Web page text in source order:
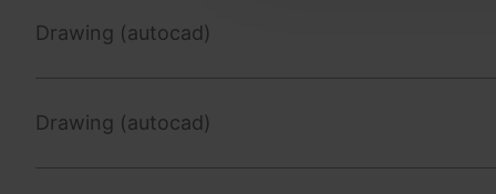
Drawing (autocad)
Drawing (autocad)